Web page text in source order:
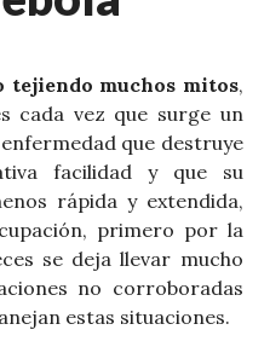
tejiendo muchos mitos,
cada vez que surge un
que destruye
facilidad y que su
rápida y extendida,
primero por la
se deja llevar mucho
no corroboradas
estas situaciones.